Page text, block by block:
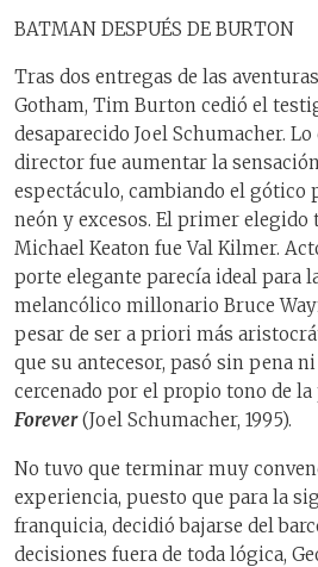
BATMAN DESPUÉS DE BURTON
Tras dos entregas de las
Gotham, Tim Burton cedió el
desaparecido Joel Schumacher.
director fue aumentar la
espectáculo, cambiando el gótico
neón y excesos. El primer elegido
Michael Keaton fue Val Kilmer.
porte elegante parecía ideal para
melancólico millonario Bruce
pesar de ser a priori más
que su antecesor, pasó sin pena
cercenado por el propio tono de
Forever(Joel Schumacher, 1995).
No tuvo que terminar muy
experiencia, puesto que para la
franquicia, decidió bajarse del
decisiones fuera de toda lógica,